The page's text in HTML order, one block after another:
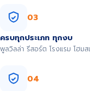
03
ครบทุกประเภท ทุกงบ
พูลวิลล่า รีสอร์ต โรงแรม โฮม
04